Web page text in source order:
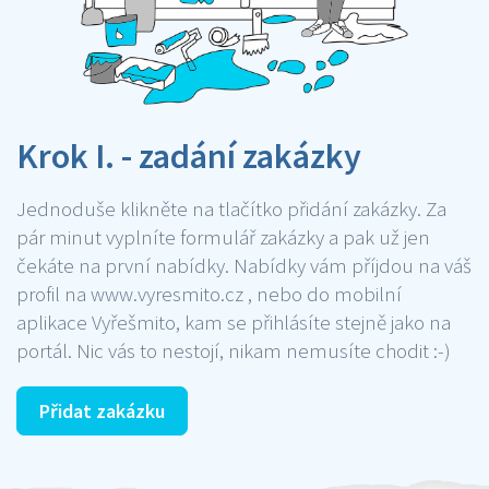
Krok I. - zadání zakázky
Jednoduše klikněte na tlačítko přidání zakázky. Za
pár minut vyplníte formulář zakázky a pak už jen
čekáte na první nabídky. Nabídky vám příjdou na váš
profil na www.vyresmito.cz , nebo do mobilní
aplikace Vyřešmito, kam se přihlásíte stejně jako na
portál. Nic vás to nestojí, nikam nemusíte chodit :-)
Přidat zakázku